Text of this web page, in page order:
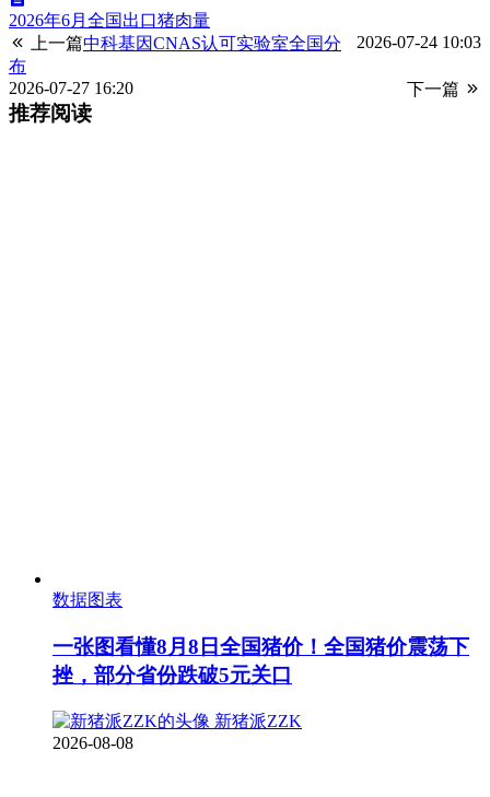
2026年6月全国出口猪肉量
上一篇
2026-07-24 10:03
中科基因CNAS认可实验室全国分
布
下一篇
2026-07-27 16:20
推荐阅读
数据图表
一张图看懂8月8日全国猪价！全国猪价震荡下
挫，部分省份跌破5元关口
新猪派ZZK
2026-08-08